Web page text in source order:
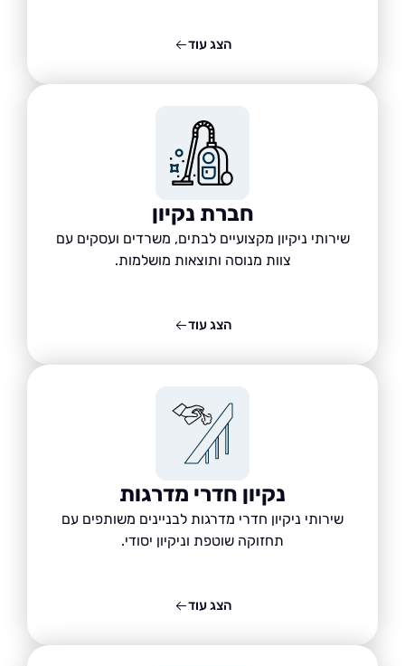
חברת נקיון
שירותי ניקיון מקצועיים לבתים, משרדים ועסקים עם
צוות מנוסה ותוצאות מושלמות.
נקיון חדרי מדרגות
שירותי ניקיון חדרי מדרגות לבניינים משותפים עם
תחזוקה שוטפת וניקיון יסודי.